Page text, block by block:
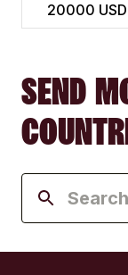
20000
SEND